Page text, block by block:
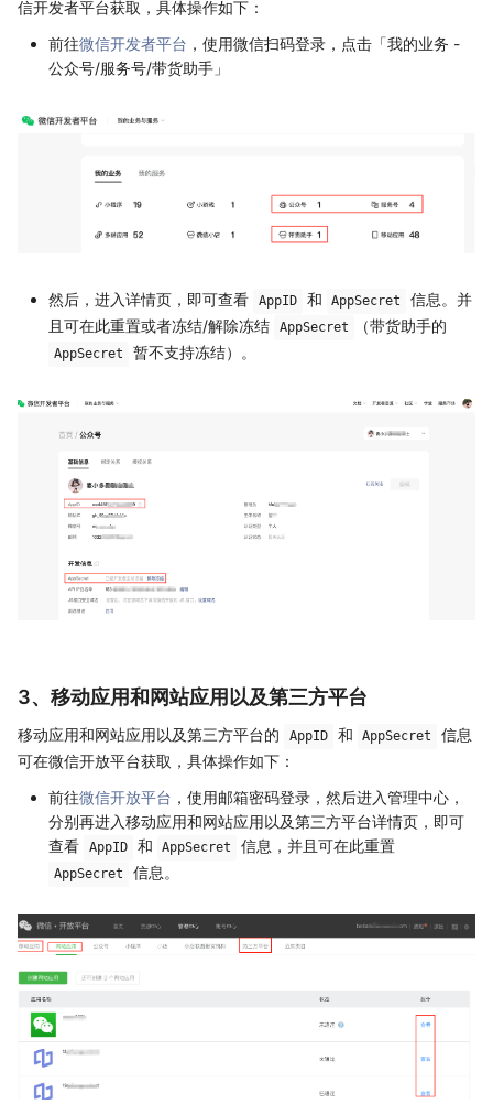
信开发者平台获取，具体操作如下：
前往微信开发者平台 ，使用微信扫码登录，点击「我的业务 -
公众号/服务号/带货助手」
然后，进入详情页，即可查看 AppID 和 AppSecret
信息。并
且可在此重置或者冻结/解除冻结
AppSecret （带货助手的
AppSecret 暂不支持冻结）。
3、移动应用和网站应用以及第三方平台
移动应用和网站应用以及第三方平台的 AppID 和 AppSecret
信息
可在微信开放平台获取，具体操作如下：
前往微信开放平台 ，使用邮箱密码登录，然后进入管理中心，
分别再进入移动应用和网站应用以及第三方平台详情页，即可
查看
AppID 和 AppSecret 信息，并且可在此重置
AppSecret 信息。